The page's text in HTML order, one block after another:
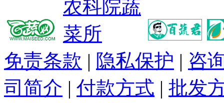
免责条款 | 隐私保护 | 咨
司简介 | 付款方式 | 批发